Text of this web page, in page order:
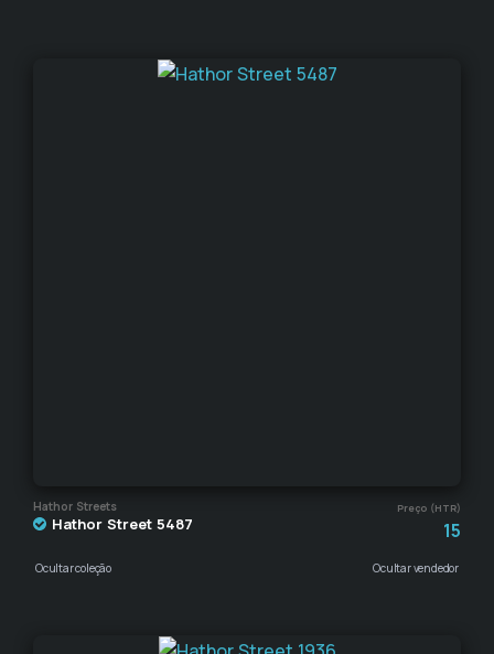
Hathor Streets Preço (HTR)
Hathor Street 5487 15
Ocultar coleção Ocultar vendedor